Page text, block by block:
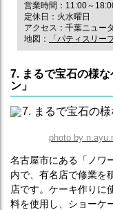
営業時間：11:00～
定休日：火水曜日
アクセス：千葉ニュー
地図：
「パティスリー
7. まるで宝石の様
ン」
photo by
名古屋市にある「ノワ
内で、有名店で修業を
店です。ケーキ作りに
料を使用し、ショーケ